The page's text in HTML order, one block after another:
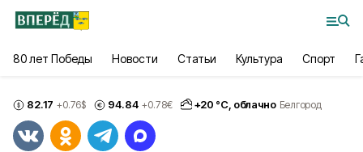
80 лет Победы Новости Статьи Культура Спорт
82.17 +0.76$ 94.84 +0.78€ +20 °С, облачно Белгород